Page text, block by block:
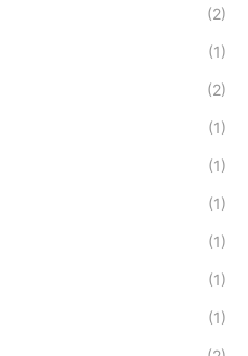
(2)
(1)
(2)
(1)
(1)
(1)
(1)
(1)
(1)